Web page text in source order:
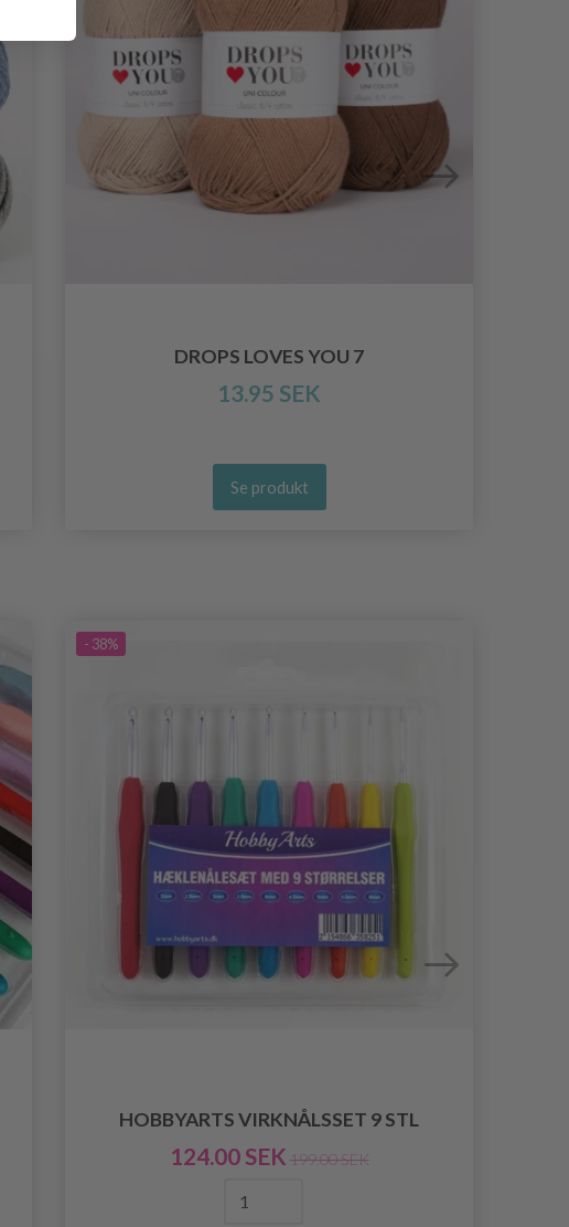
DROPS LOVES YOU 7
13.95 SEK
Se produkt
- 38%
HOBBYARTS VIRKNÅLSSET 9 STL
124.00 SEK 199.00 SEK